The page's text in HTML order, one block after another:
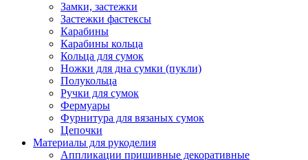
Замки, застежки
Застежки фастексы
Карабины
Карабины кольца
Кольца для сумок
Ножки для дна сумки (пукли)
Полукольца
Ручки для сумок
Фермуары
Фурнитура для вязаных сумок
Цепочки
Материалы для рукоделия
Аппликации пришивные декоративные